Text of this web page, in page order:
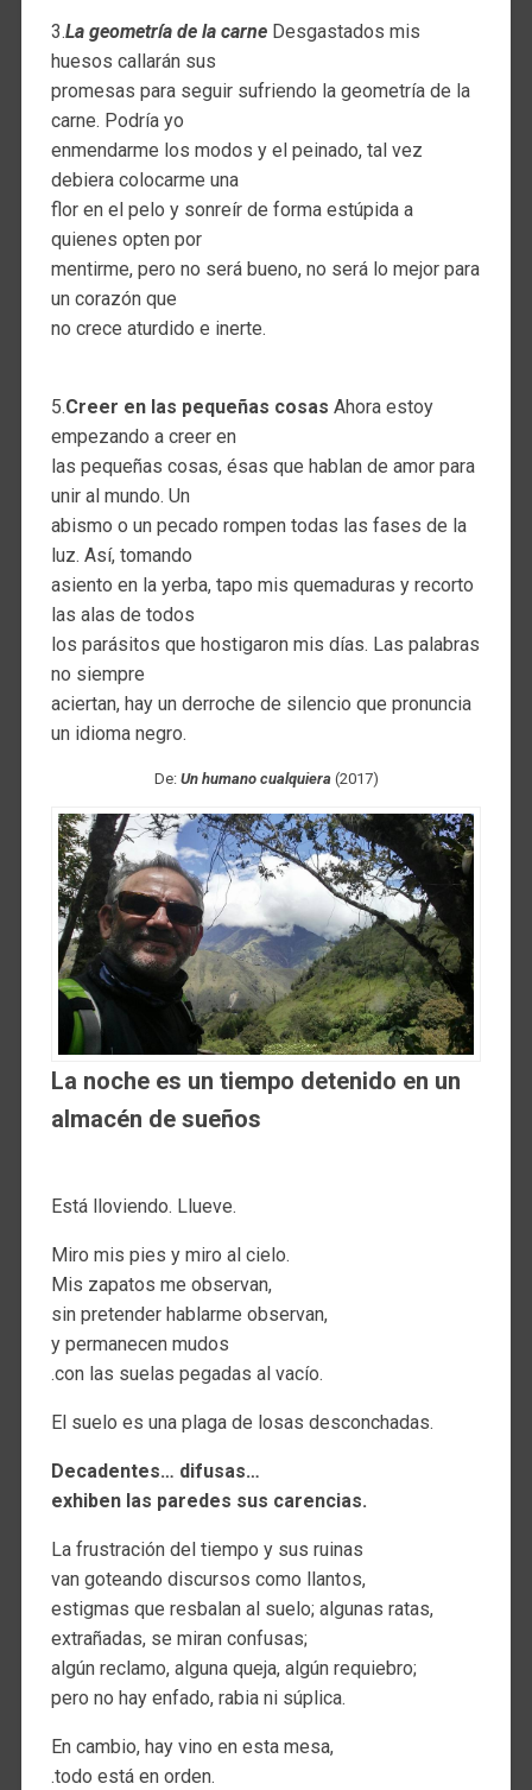
3.La geometría de la carneDesgastados mis
huesos callarán sus
promesas para seguir sufriendo la geometría de la
carne. Podría yo
enmendarme los modos y el peinado, tal vez
debiera colocarme una
flor en el pelo y sonreír de forma estúpida a
quienes opten por
mentirme, pero no será bueno, no será lo mejor para
un corazón que
no crece aturdido e inerte.
5.Creer en las pequeñas cosas Ahora estoy
empezando a creer en
las pequeñas cosas, ésas que hablan de amor para
unir al mundo. Un
abismo o un pecado rompen todas las fases de la
luz. Así, tomando
asiento en la yerba, tapo mis quemaduras y recorto
las alas de todos
los parásitos que hostigaron mis días. Las palabras
no siempre
aciertan, hay un derroche de silencio que pronuncia
un idioma negro.
De: Un humano cualquiera(2017)
La noche es un tiempo detenido en un
almacén de sueños
Está lloviendo. Llueve.
Miro mis pies y miro al cielo.
Mis zapatos me observan,
sin pretender hablarme observan,
y permanecen mudos
.con las suelas pegadas al vacío.
El suelo es una plaga de losas desconchadas.
Decadentes… difusas…
exhiben las paredes sus carencias.
La frustración del tiempo y sus ruinas
van goteando discursos como llantos,
estigmas que resbalan al suelo; algunas ratas,
extrañadas, se miran confusas;
algún reclamo, alguna queja, algún requiebro;
pero no hay enfado, rabia ni súplica.
En cambio, hay vino en esta mesa,
.todo está en orden.